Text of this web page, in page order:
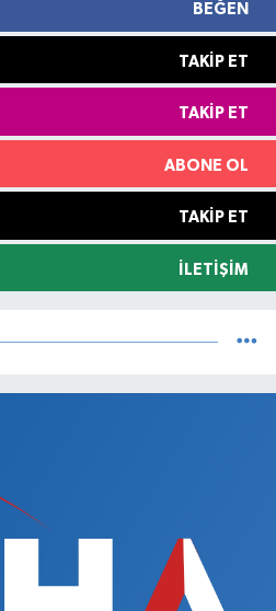
BEĞEN
TAKIP ET
TAKIP ET
ABONE OL
TAKIP ET
İLETIŞIM